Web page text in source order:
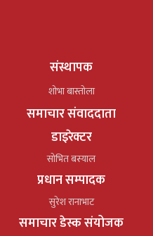
संस्थापक
शोभा बास्तोला
समाचार संवाददाता
डाइरेक्टर
सोभित बस्याल
प्रधान सम्पादक
सुरेश रानाभाट
समाचार डेस्क संयोजक